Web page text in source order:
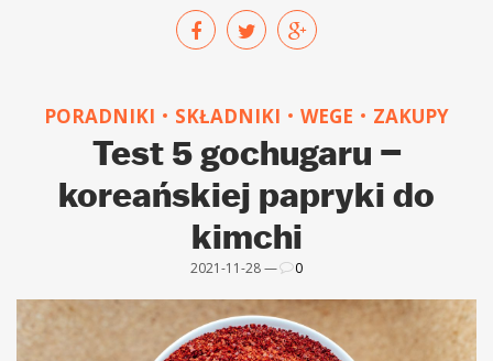
PORADNIKI SKŁADNIKI WEGE ZAKUPY
Test 5 gochugaru –
koreańskiej papryki do
kimchi
2021-11-28 — 0